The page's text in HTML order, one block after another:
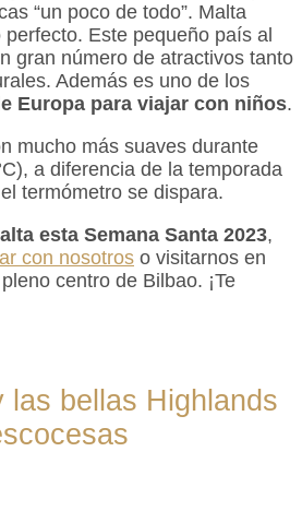
“un poco de todo”. Malta
Este pequeño país al
gran número de atractivos tanto
Además es uno de los
Europa para viajar con niños.
mucho más suaves durante
a diferencia de la temporada
termómetro se dispara.
esta Semana Santa 2023,
con nosotros o visitarnos en
centro de Bilbao. ¡Te
las bellas Highlands